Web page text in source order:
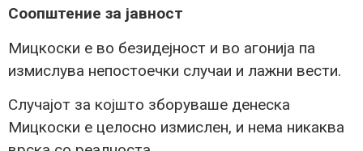
Соопштение за јавност
Мицкоски е во безидејност и во агонија па
измислува непостоечки случаи и лажни вести.
Случајот за коjшто зборуваше денеска
Мицкоски е целосно измислен, и нема никаква